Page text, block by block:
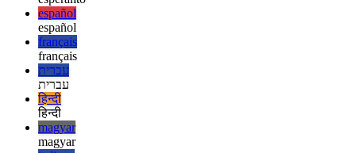
english
esperanto
esperanto
español
español
français
français
עברית
עברית
हिन्दी